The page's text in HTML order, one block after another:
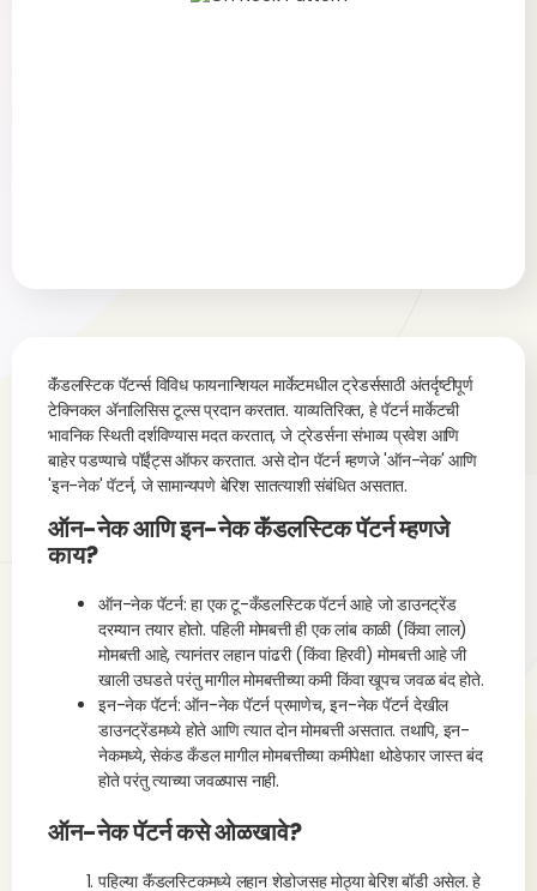
कॅंडलस्टिक पॅटर्न्स विविध फायनान्शियल मार्केटमधील ट्रेडर्ससाठी अंतर्दृष्टीपूर्ण
टेक्निकल ॲनालिसिस टूल्स प्रदान करतात. याव्यतिरिक्त, हे पॅटर्न मार्केटची
भावनिक स्थिती दर्शविण्यास मदत करतात, जे ट्रेडर्सना संभाव्य प्रवेश आणि
बाहेर पडण्याचे पॉईंट्स ऑफर करतात. असे दोन पॅटर्न म्हणजे 'ऑन-नेक' आणि
'इन-नेक' पॅटर्न, जे सामान्यपणे बेरिश सातत्याशी संबंधित असतात.
ऑन-नेक आणि इन-नेक कॅंडलस्टिक पॅटर्न म्हणजे
काय?
ऑन-नेक पॅटर्न: हा एक टू-कँडलस्टिक पॅटर्न आहे जो डाउनट्रेंड
दरम्यान तयार होतो. पहिली मोमबत्ती ही एक लांब काळी (किंवा लाल)
मोमबत्ती आहे, त्यानंतर लहान पांढरी (किंवा हिरवी) मोमबत्ती आहे जी
खाली उघडते परंतु मागील मोमबत्तीच्या कमी किंवा खूपच जवळ बंद होते.
इन-नेक पॅटर्न: ऑन-नेक पॅटर्न प्रमाणेच, इन-नेक पॅटर्न देखील
डाउनट्रेंडमध्ये होते आणि त्यात दोन मोमबत्ती असतात. तथापि, इन-
नेकमध्ये, सेकंड कँडल मागील मोमबत्तीच्या कमीपेक्षा थोडेफार जास्त बंद
होते परंतु त्याच्या जवळपास नाही.
ऑन-नेक पॅटर्न कसे ओळखावे?
पहिल्या कॅंडलस्टिकमध्ये लहान शेडोजसह मोठ्या बेरिश बॉडी असेल. हे